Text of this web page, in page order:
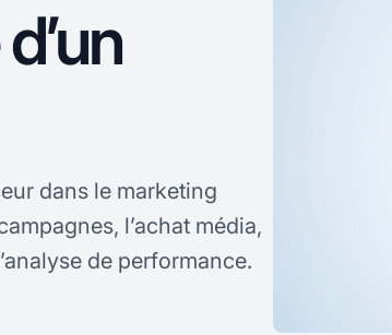
dans le marketing
l’achat média,
de performance.